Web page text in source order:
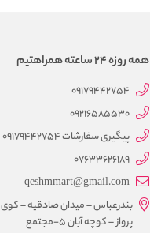
همه روزه 24 ساعته همراهتیم
09179442754
09216585530
پیگیری سفارشات 09179442754
07633626189
qeshmmart@gmail.com
بندرعباس – میدان صادقیه – کوی
پرواز – کوچه آبان 5-مجتمع